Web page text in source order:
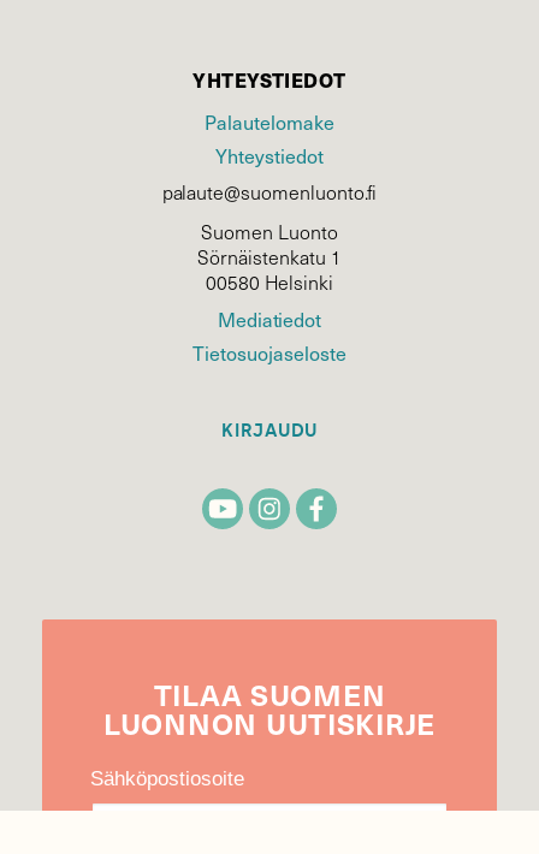
YHTEYSTIEDOT
Palautelomake
Yhteystiedot
palaute@suomenluonto.fi
Suomen Luonto
Sörnäistenkatu 1
00580 Helsinki
Mediatiedot
Tietosuojaseloste
KIRJAUDU
TILAA SUOMEN
LUONNON UUTIS­KIRJE
Sähköpostiosoite